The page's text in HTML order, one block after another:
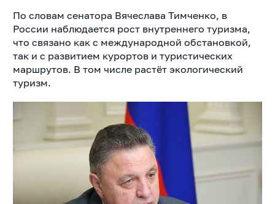
По словам сенатора Вячеслава Тимченко, в
России наблюдается рост внутреннего туризма,
что связано как с международной обстановкой,
так и с развитием курортов и туристических
маршрутов. В том числе растёт экологический
туризм.